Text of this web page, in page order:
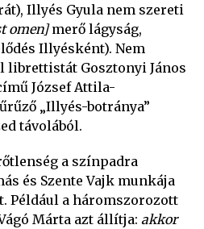
Illyés Gyula nem szereti
omen]merő lágyság,
Illyésként). Nem
librettistát Gosztonyi János
József Attila-
„Illyés-botránya”
távolából.
a színpadra
és Szente Vajk munkája
Például a háromszorozott
Márta azt állítja: akkor